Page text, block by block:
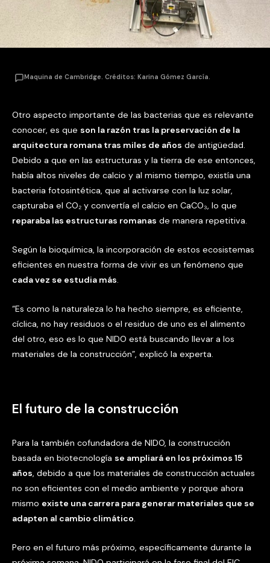
Maquina de Cambridge. Créditos: Karina Gómez García.
Otro aspecto importante de las bacterias que es relevante
conocer, es que son la razón tras la preservación de la
arquitectura romana tras miles de años de antigüedad.
Debido a que en las estructuras y la tierra de ese entonces,
había altos niveles de calcio y al mismo tiempo, existía una
bacteria fotosintética, que al activarse con la luz solar,
capturaba el CO₂ y convertía el calcio en CaCO₃, lo que
reparaba las estructuras romanas de manera repetitiva.
Según la bioquímica, la incorporación de estos ecosistemas
eficientes en nuestra forma de vivir es un fenómeno que
cada vez se estudia más.
“Es como la naturaleza lo ha hecho siempre, es eficiente,
cíclica, no hay residuos o el residuo de uno es el alimento
del otro, eso es lo que NIDO está buscando llevar a los
materiales de la construcción”, explicó la experta.
El futuro de la construcción
Para la también cofundadora de NIDO, la construcción
basada en biotecnología se ampliará en los próximos 15
años, debido a que los materiales de construcción actuales
no son eficientes con el medio ambiente y porque ahora
mismo existe una carrera para generar materiales que se
adapten al cambio climático.
Pero en el futuro más próximo, específicamente durante la